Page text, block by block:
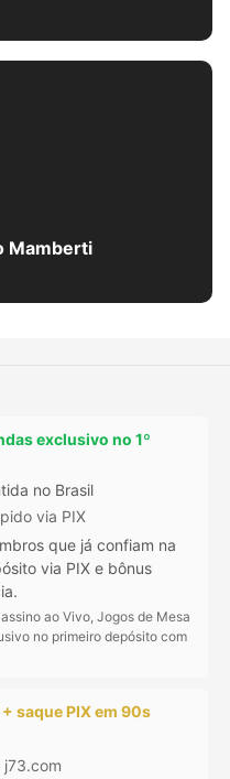
Mamberti
exclusivo no 1º
no Brasil
via PIX
que já confiam na
via PIX e bônus
ao Vivo, Jogos de Mesa
no primeiro depósito com
saque PIX em 90s